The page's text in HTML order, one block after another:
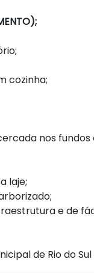
cozinha;
nos fundos
laje;
e de
de Rio do